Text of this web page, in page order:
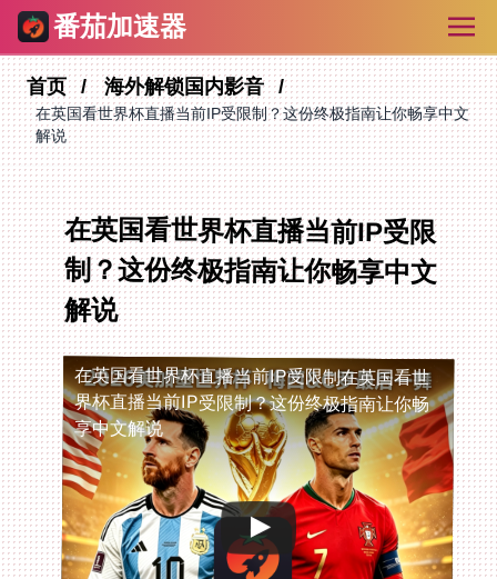
番茄加速器
首页 海外解锁国内影音
在英国看世界杯直播当前IP受限制？这份终极指南让你畅享中文
解说
在英国看世界杯直播当前IP受限
制？这份终极指南让你畅享中文
解说
在英国看世界杯直播当前IP受限制在英国看世
界杯直播当前IP受限制？这份终极指南让你畅
享中文解说